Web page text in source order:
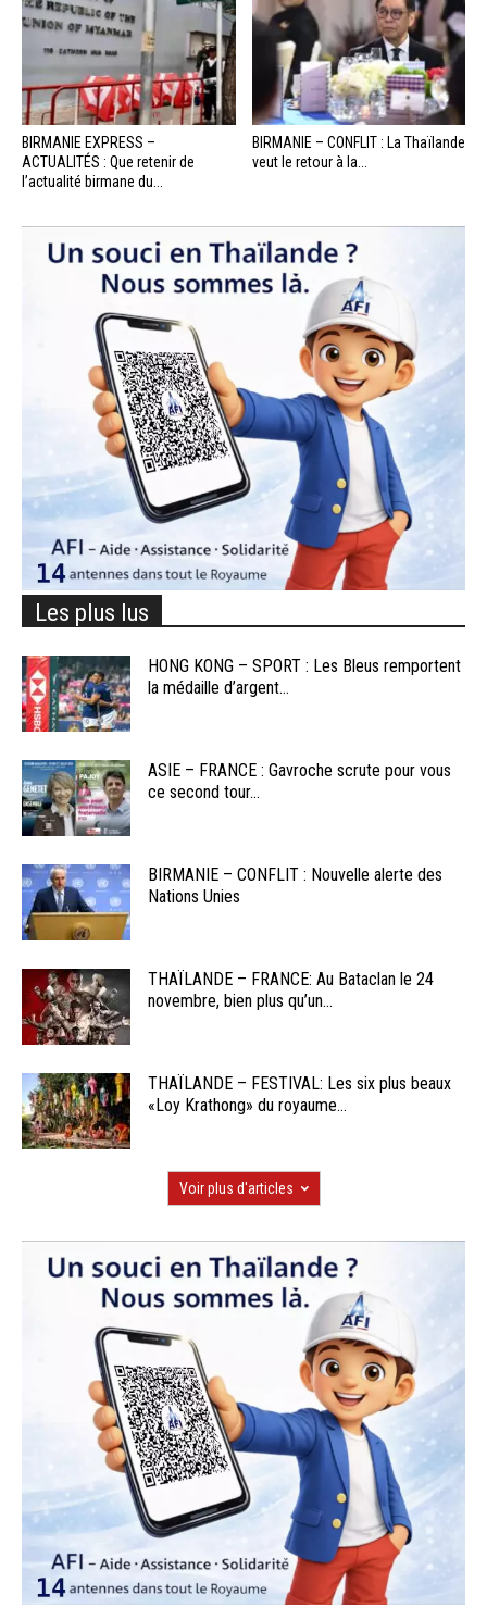
BIRMANIE EXPRESS –
ACTUALITÉS : Que retenir de
l’actualité birmane du...
BIRMANIE – CONFLIT : La Thaïlande
veut le retour à la...
Les plus lus
HONG KONG – SPORT : Les Bleus remportent
la médaille d’argent...
ASIE – FRANCE : Gavroche scrute pour vous
ce second tour...
BIRMANIE – CONFLIT : Nouvelle alerte des
Nations Unies
THAÏLANDE – FRANCE: Au Bataclan le 24
novembre, bien plus qu’un...
THAÏLANDE – FESTIVAL: Les six plus beaux
«Loy Krathong» du royaume...
Voir plus d'articles